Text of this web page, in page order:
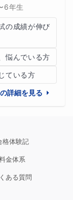
6年生
の成績が伸び
悩んでいる方
ている方
詳細を見る
格体験記
金体系
ある質問